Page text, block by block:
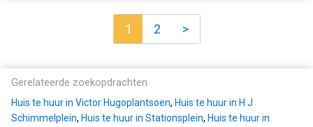
1 2 >
Gerelateerde zoekopdrachten
Huis te huur in Victor Hugoplantsoen, Huis te huur in H J
Schimmelplein, Huis te huur in Stationsplein, Huis te huur in